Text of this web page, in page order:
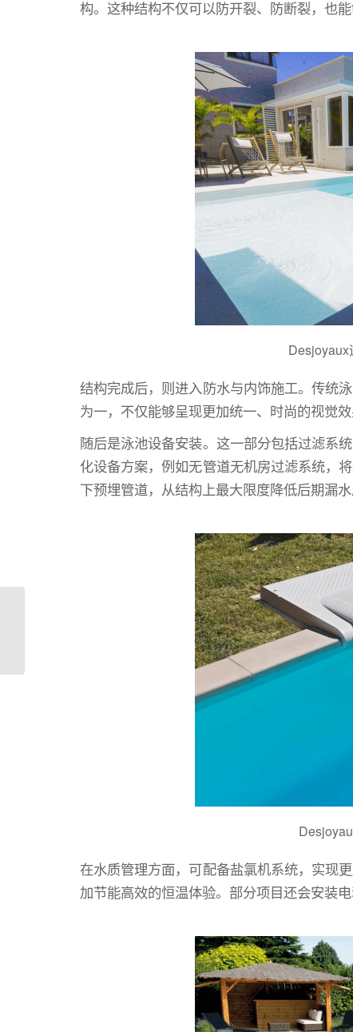
构。这种结构不仅可以防开裂、防断裂，也能
结构完成后，则进入防水与内饰施工。传统
为一，不仅能够呈现更加统一、时尚的视觉
随后是泳池设备安装。这一部分包括过滤系
化设备方案，例如无管道无机房过滤系统，
下预埋管道，从结构上最大限度降低后期漏
在水质管理方面，可配备盐氯机系统，实现
加节能高效的恒温体验。部分项目还会安装